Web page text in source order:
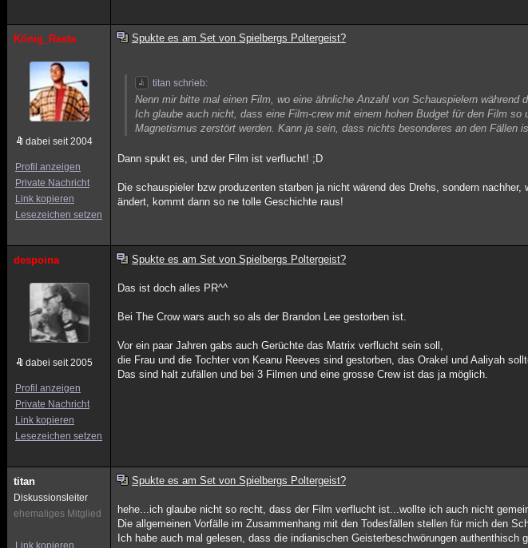
König_Rasta
dabei seit 2004
Profil anzeigen
Private Nachricht
Link kopieren
Lesezeichen setzen
Spukte es am Set von Spielbergs Poltergeist?
titan schrieb:
Nenn mir bitte mal einen Film, wo eine ähnliche Anzahl von Schauspielern
Ich glaube auch nicht, dass eine Film-crew mit einem hohen Budget für den Film
Magnetismus zerstört werden. Kann ja sein, dass nichts besonderes an den Fällen
Dann spukt es, und der Film ist verflucht! ;D
Die schauspieler bzw produzenten starben ja nicht wärend des Drehs, sondern
ändert, kommt dann so ne tolle Geschichte raus!
despoina
dabei seit 2005
Profil anzeigen
Private Nachricht
Link kopieren
Lesezeichen setzen
Spukte es am Set von Spielbergs Poltergeist?
Das ist doch alles PR^^
Bei The Crow wars auch so als der Brandon Lee gestorben ist.
Vor ein paar Jahren gabs auch Gerüchte das Matrix verflucht sein soll,
die Frau und die Tochter von Keanu Reeves sind gestorben, das Orakel und Aaliyah
Das sind halt zufällen und bei 3 Filmen und eine grosse Crew ist das ja möglich.
titan
Diskussionsleiter
ehemaliges Mitglied
Link kopieren
Spukte es am Set von Spielbergs Poltergeist?
hehe...ich glaube nicht so recht, dass der Film verflucht ist...wollte ich auch nicht
Die allgemeinen Vorfälle im Zusammenhang mit den Todesfällen stellen für mich den
Ich habe auch mal gelesen, dass die indianischen Geisterbeschwörungen